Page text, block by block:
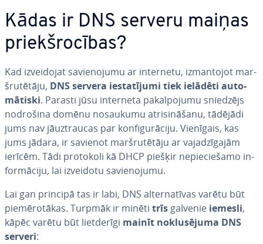
Kādas ir DNS serveru maiņas
priekš­ro­cī­bas?
Kad iz­vei­do­jat sa­vie­no­ju­mu ar internetu, iz­man­to­jot mar­
šru­tē­tā­ju, DNS servera ie­sta­tī­ju­mi tiek ielādēti au­to­
mā­tis­ki. Parasti jūsu interneta pa­kal­po­ju­mu sniedzējs
nodrošina domēnu nosaukumu at­ri­si­nā­ša­nu, tādējādi
jums nav jā­uz­trau­cas par kon­fi­gu­rā­ci­ju. Vienīgais, kas
jums jādara, ir savienot mar­šru­tē­tā­ju ar va­ja­dzī­ga­jām
ierīcēm. Tādi protokoli kā DHCP piešķir ne­pie­cie­ša­mo in­
for­mā­ci­ju, lai izveidotu sa­vie­no­ju­mu.
Lai gan principā tas ir labi, DNS al­ter­na­tī­vas varētu būt
pie­mē­ro­tā­kas. Turpmāk ir minēti trīsgalvenie iemesli,
kāpēc varētu būt liet­de­rī­gi mainīt no­klu­sē­ju­ma DNS
serveri: